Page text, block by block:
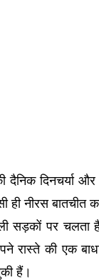
दैनिक दिनचर्या
ही नीरस बातचीत
सड़कों पर
रास्ते की एक
हैं।